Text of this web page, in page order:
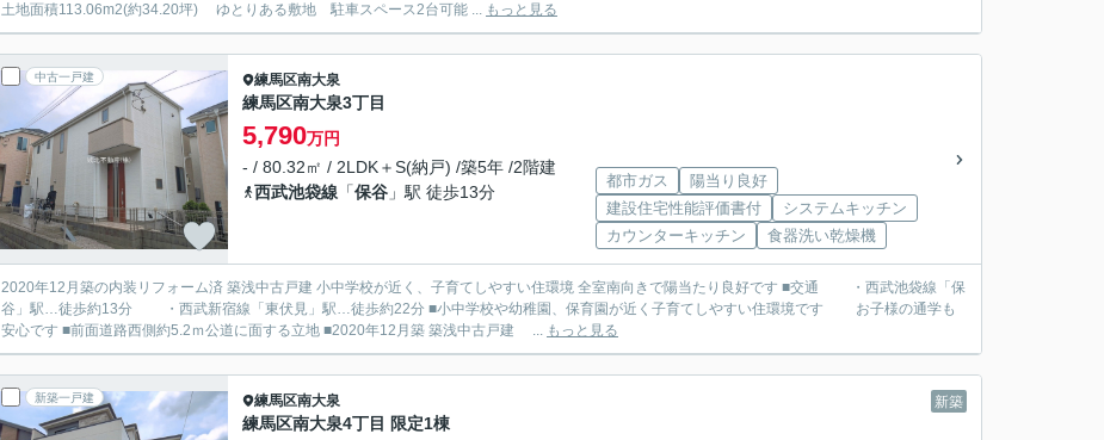
土地面積113.06m2(約34.20坪) ゆとりある敷地 駐車スペース2台可能 ... もっと見る
中古一戸建 練馬区南大泉
練馬区南大泉3丁目
5,790万円
- / 80.32㎡ / 2LDK＋S(納戸) /築5年 /2階建
西武池袋線 「保谷 」駅 徒歩13分
都市ガス
陽当り良好
建設住宅性能評価書付
システムキッチン
カウンターキッチン
食器洗い乾燥機
2020年12月築の内装リフォーム済 築浅中古戸建 小中学校が近く、子育てしやすい住環境 全室南向きで陽当たり良好です ■交通 ・西武池袋線「保
谷」駅…徒歩約13分 ・西武新宿線「東伏見」駅…徒歩約22分 ■小中学校や幼稚園、保育園が近く子育てしやすい住環境です お子様の通学も
安心です ■前面道路西側約5.2ｍ公道に面する立地 ■2020年12月築 築浅中古戸建 ... もっと見る
新築一戸建 新築
練馬区南大泉
練馬区南大泉4丁目 限定1棟